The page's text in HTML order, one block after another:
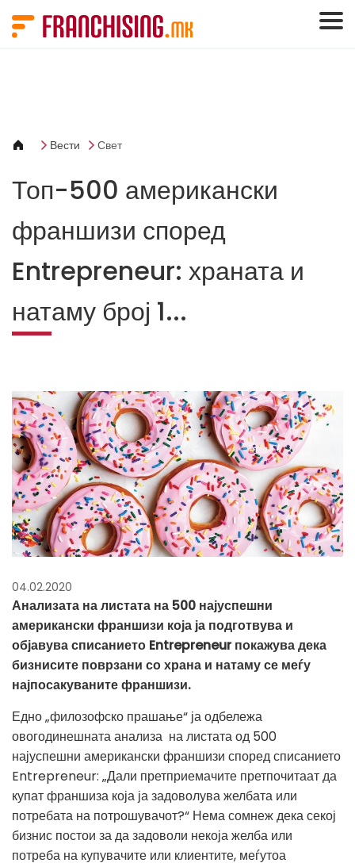
Вести Свет
Топ-500 американски
франшизи според
Entrepreneur: храната и
натаму број 1...
04.02.2020
Анализата на листата на 500 најуспешни
американски франшизи која ја подготвува и
објавува списанието Entrepreneur покажува дека
бизнисите поврзани со храна и натаму се меѓу
најпосакуваните франшизи.
Едно „филозофско прашање“ ја одбележа
овогодинешната анализа на листата од 500
најуспешни американски франшизи според списанието
Entrepreneur: „Дали претприемачите претпочитаат да
купат франшиза која ја задоволуважелбата или
потребата на потрошувачот?“ Нема сомнеж дека секој
бизнис постои за да задоволи некоја желба или
потреба на купувачите или клиентите, меѓутоа